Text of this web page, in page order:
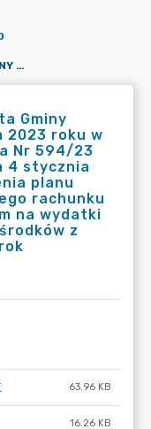
ZARZĄDZENIE NR 744/23 WÓJTA GMINY DOPIEWO Z DNIA 28 WRZEŚNIA 2023 ROKU W SPRAWIE ZMIANY ZARZĄDZENIA NR 594/23 WÓJTA GMINY DOPIEWO Z DNIA 4 STYCZNIA 2023 ROKU W SPRAWIE USTALENIA PLANU FINANSOWEGO DLA WYDZIELONEGO RACHUNKU DOCHODÓW Z PRZEZNACZENIEM NA WYDATKI NA ZADANIA REALIZOWANE ZE ŚRODKÓW Z FUNDUSZU POMOCY NA 2023 ROK
Gminy
2023 roku w
Nr 594/23
4 stycznia
planu
rachunku
na wydatki
z
63.96 KB
16.26 KB